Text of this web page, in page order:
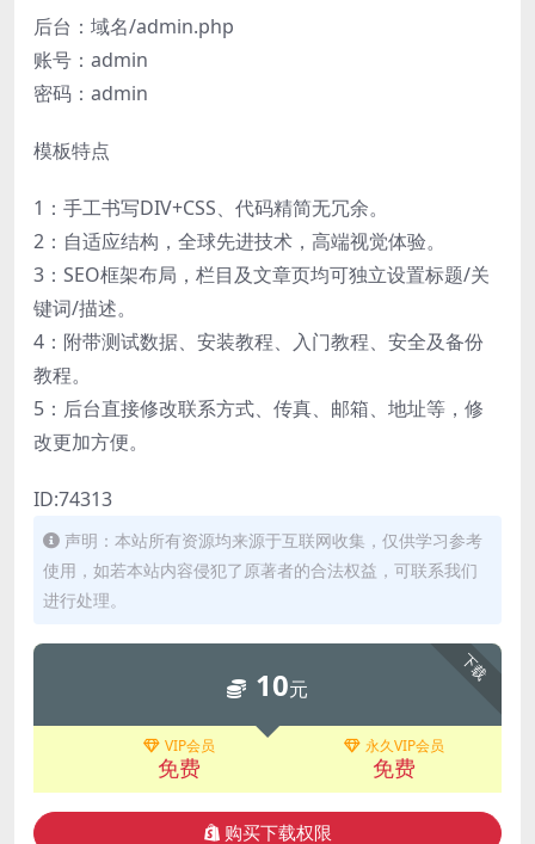
后台：域名/admin.php
账号：admin
密码：admin
模板特点
1：手工书写DIV+CSS、代码精简无冗余。
2：自适应结构，全球先进技术，高端视觉体验。
3：SEO框架布局，栏目及文章页均可独立设置标题/关
键词/描述。
4：附带测试数据、安装教程、入门教程、安全及备份
教程。
5：后台直接修改联系方式、传真、邮箱、地址等，修
改更加方便。
ID:74313
声明：本站所有资源均来源于互联网收集，仅供学习参考
使用，如若本站内容侵犯了原著者的合法权益，可联系我们
进行处理。
下载
10元
VIP会员
免费
永久VIP会员
免费
购买下载权限